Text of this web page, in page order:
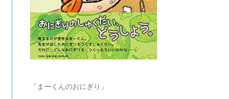
「まーくんのおにぎり」